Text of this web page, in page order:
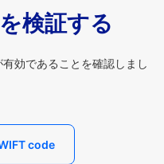
検証する
効であることを確認しまし
code